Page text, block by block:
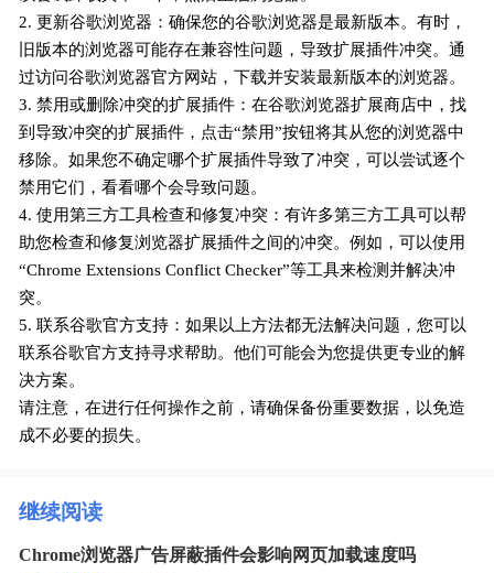
2. 更新谷歌浏览器：确保您的谷歌浏览器是最新版本。有时，
旧版本的浏览器可能存在兼容性问题，导致扩展插件冲突。通
过访问谷歌浏览器官方网站，下载并安装最新版本的浏览器。
3. 禁用或删除冲突的扩展插件：在谷歌浏览器扩展商店中，找
到导致冲突的扩展插件，点击“禁用”按钮将其从您的浏览器中
移除。如果您不确定哪个扩展插件导致了冲突，可以尝试逐个
禁用它们，看看哪个会导致问题。
4. 使用第三方工具检查和修复冲突：有许多第三方工具可以帮
助您检查和修复浏览器扩展插件之间的冲突。例如，可以使用
“Chrome Extensions Conflict Checker”等工具来检测并解决冲
突。
5. 联系谷歌官方支持：如果以上方法都无法解决问题，您可以
联系谷歌官方支持寻求帮助。他们可能会为您提供更专业的解
决方案。
请注意，在进行任何操作之前，请确保备份重要数据，以免造
成不必要的损失。
继续阅读
Chrome浏览器广告屏蔽插件会影响网页加载速度吗